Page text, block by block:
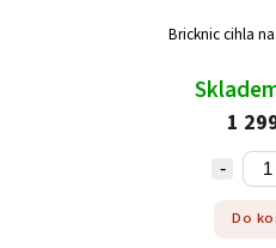
Bricknic cihla
1
Do